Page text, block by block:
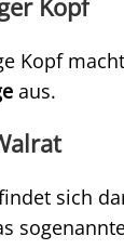
Kopf
Kopf macht
aus.
sich